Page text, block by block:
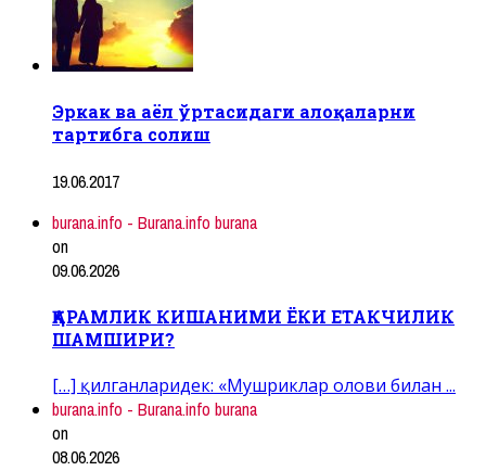
Эркак ва аёл ўртасидаги алоқаларни
тартибга солиш
19.06.2017
burana.info - Burana.info burana
on
09.06.2026
ҚАРАМЛИК КИШАНИМИ ЁКИ ЕТАКЧИЛИК
ШАМШИРИ?
[…] қилганларидек: «Мушриклар олови билан ...
burana.info - Burana.info burana
on
08.06.2026